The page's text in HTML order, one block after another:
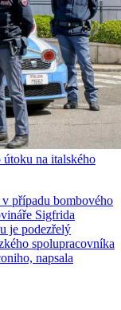
na italského
případu bombového
Sigfrida
je podezřelý
spolupracovníka
napsala